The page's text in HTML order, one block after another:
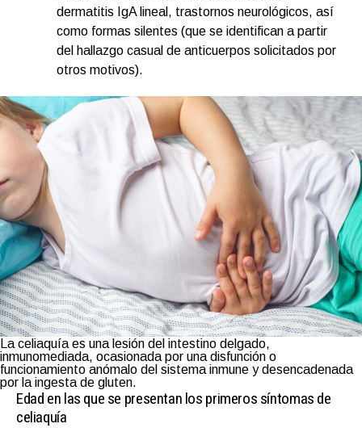
dermatitis IgA lineal, trastornos neurológicos, así
como formas silentes (que se identifican a partir
del hallazgo casual de anticuerpos solicitados por
otros motivos).
La celiaquía es una lesión del intestino delgado,
inmunomediada, ocasionada por una disfunción o
funcionamiento anómalo del sistema inmune y desencadenada
por la ingesta de gluten.
Edad en las que se presentan los primeros síntomas de
celiaquía